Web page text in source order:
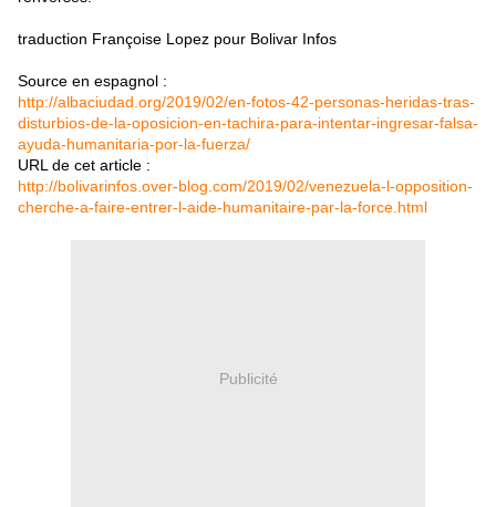
traduction Françoise Lopez pour Bolivar Infos
Source en espagnol :
http://albaciudad.org/2019/02/en-fotos-42-personas-heridas-tras-
disturbios-de-la-oposicion-en-tachira-para-intentar-ingresar-falsa-
ayuda-humanitaria-por-la-fuerza/
URL de cet article :
http://bolivarinfos.over-blog.com/2019/02/venezuela-l-opposition-
cherche-a-faire-entrer-l-aide-humanitaire-par-la-force.html
Publicité